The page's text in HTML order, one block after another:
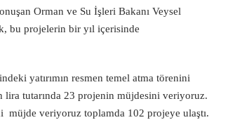
Orman ve Su İşleri Bakanı Veysel
bu projelerin bir yıl içerisinde
yatırımın resmen temel atma törenini
tutarında 23 projenin müjdesini veriyoruz.
veriyoruz toplamda 102 projeye ulaştı.